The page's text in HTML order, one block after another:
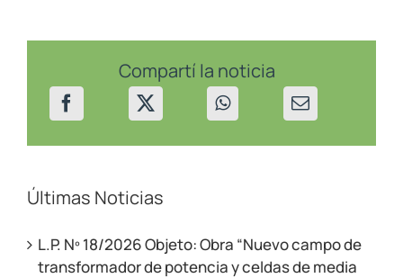
Compartí la noticia
Últimas Noticias
L.P. Nº 18/2026 Objeto: Obra “Nuevo campo de
transformador de potencia y celdas de media